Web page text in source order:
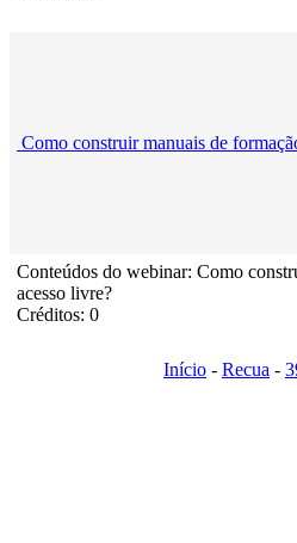
Como construir manuais de
Conteúdos do webinar: Como
acesso livre?
Créditos: 0
Início - Recua -